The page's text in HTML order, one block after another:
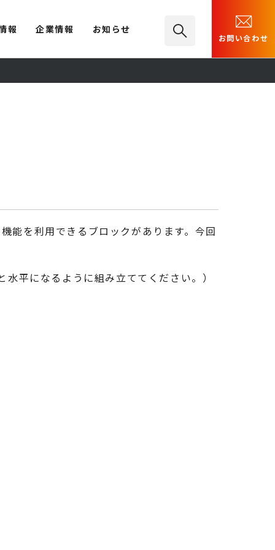
報 企業情報 お知らせ
お問い合わせ
能を利用できるブロックがあります。今回
平になるように組み立ててください。）